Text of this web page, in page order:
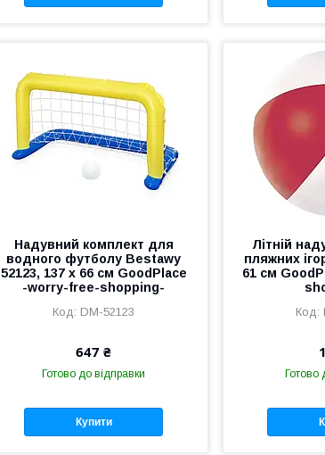
Надувний комплект для
водного футболу Bestawy
52123, 137 x 66 см GoodPlace
-worry-free-shopping-
DM-52123
647 ₴
Готово до відправки
Купити
Літній
пляжних
61 см
Готово